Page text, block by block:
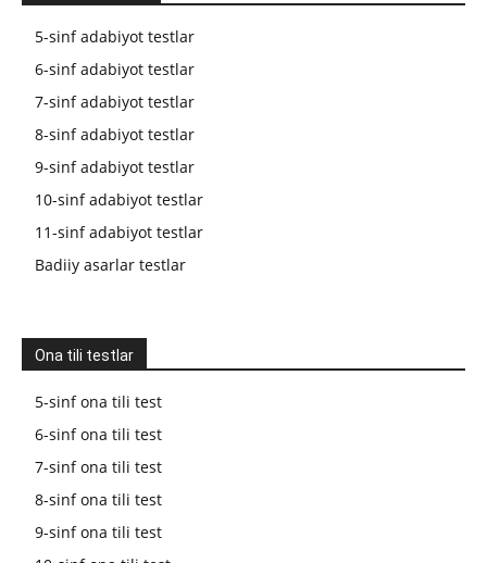
5-sinf adabiyot testlar
6-sinf adabiyot testlar
7-sinf adabiyot testlar
8-sinf adabiyot testlar
9-sinf adabiyot testlar
10-sinf adabiyot testlar
11-sinf adabiyot testlar
Badiiy asarlar testlar
Ona tili testlar
5-sinf ona tili test
6-sinf ona tili test
7-sinf ona tili test
8-sinf ona tili test
9-sinf ona tili test